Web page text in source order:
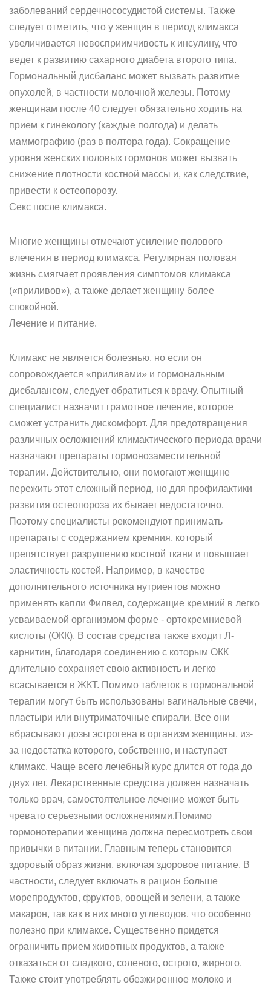
заболеваний сердечнососудистой системы. Также
следует отметить, что у женщин в период климакса
увеличивается невосприимчивость к инсулину, что
ведет к развитию сахарного диабета второго типа.
Гормональный дисбаланс может вызвать развитие
опухолей, в частности молочной железы. Потому
женщинам после 40 следует обязательно ходить на
прием к гинекологу (каждые полгода) и делать
маммографию (раз в полтора года). Сокращение
уровня женских половых гормонов может вызвать
снижение плотности костной массы и, как следствие,
привести к остеопорозу.
Секс после климакса.
Многие женщины отмечают усиление полового
влечения в период климакса. Регулярная половая
жизнь смягчает проявления симптомов климакса
(«приливов»), а также делает женщину более
спокойной.
Лечение и питание.
Климакс не является болезнью, но если он
сопровождается «приливами» и гормональным
дисбалансом, следует обратиться к врачу. Опытный
специалист назначит грамотное лечение, которое
сможет устранить дискомфорт. Для предотвращения
различных осложнений климактического периода врачи
назначают препараты гормонозаместительной
терапии. Действительно, они помогают женщине
пережить этот сложный период, но для профилактики
развития остеопороза их бывает недостаточно.
Поэтому специалисты рекомендуют принимать
препараты с содержанием кремния, который
препятствует разрушению костной ткани и повышает
эластичность костей. Например, в качестве
дополнительного источника нутриентов можно
применять капли Филвел, содержащие кремний в легко
усваиваемой организмом форме - ортокремниевой
кислоты (ОКК). В состав средства также входит Л-
карнитин, благодаря соединению с которым ОКК
длительно сохраняет свою активность и легко
всасывается в ЖКТ. Помимо таблеток в гормональной
терапии могут быть использованы вагинальные свечи,
пластыри или внутриматочные спирали. Все они
вбрасывают дозы эстрогена в организм женщины, из-
за недостатка которого, собственно, и наступает
климакс. Чаще всего лечебный курс длится от года до
двух лет. Лекарственные средства должен назначать
только врач, самостоятельное лечение может быть
чревато серьезными осложнениями.Помимо
гормонотерапии женщина должна пересмотреть свои
привычки в питании. Главным теперь становится
здоровый образ жизни, включая здоровое питание. В
частности, следует включать в рацион больше
морепродуктов, фруктов, овощей и зелени, а также
макарон, так как в них много углеводов, что особенно
полезно при климаксе. Существенно придется
ограничить прием животных продуктов, а также
отказаться от сладкого, соленого, острого, жирного.
Также стоит употреблять обезжиренное молоко и